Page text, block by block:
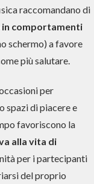
raccomandano di
comportamenti
schermo) a favore
più salutare.
per
spazi di piacere e
favoriscono la
alla vita di
per i partecipanti
del proprio